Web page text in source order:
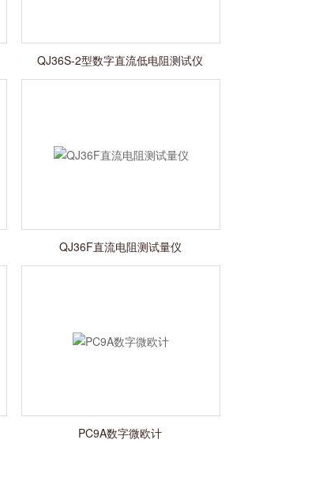
QJ36S-2型数字直流低电阻测试仪
QJ36F直流电阻测试量仪
PC9A数字微欧计